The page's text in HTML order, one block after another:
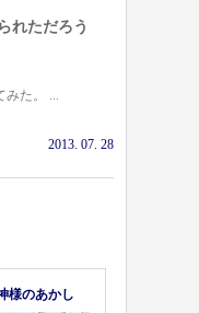
れただろう
みた。 ...
2013. 07. 28
様のあかし